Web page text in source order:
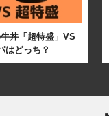
丼「超特盛」VS
はどっち？